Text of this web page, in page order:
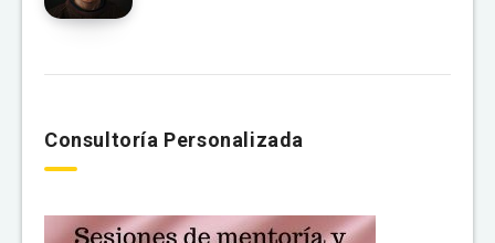
Consultoría Personalizada